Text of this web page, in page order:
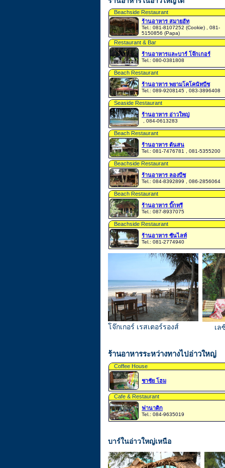
Beachside Restaurant
ร้านอาหาร สมายฮัท
Tel.: 081-8107252 (Cookie) , 081-
5150856 (Papa)
Restaurant & Bar
ร้านอาหารและบาร์ โจ๊กเกอร์
Tel.: 080-0381808
Beach Restaurant
ร้านอาหาร พยามโคโคนัทบีช
Tel.: 089-9208145 , 083-3896408
Seaside Restaurant
ร้านอาหาร อ่าวใหญ่
, 084-0613283
Beach Restaurant
ร้านอาหาร ต้นสน
Tel.: 081-7476781 , 081-5355200
Beachside Restaurant
ร้านอาหาร ลองบีช
Tel.: 084-8392899 , 086-2856064
Beach Restaurant
ร้านอาหาร บิ๊กทรี
Tel.: 087-8937075
Beachside Restaurant
ร้านอาหาร ซันไลท์
Tel.: 081-2774940
โจ๊กเกอร์ เรสเตอร์รองส์ เล
ร้านอาหารระหว่างทางไปอ่าวใหญ่
Coffee House
ชาชัย โฮม
Cafe & Restaurant
ฟานาติก
Tel.: 084-9635019
บาร์ในอ่าวใหญ่เหนือ